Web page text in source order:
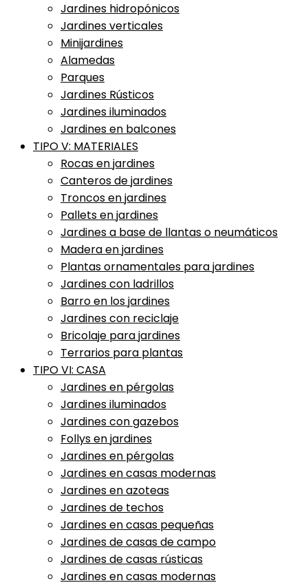
Jardines hidropónicos
Jardines verticales
Minijardines
Alamedas
Parques
Jardines Rústicos
Jardines iluminados
Jardines en balcones
TIPO V: MATERIALES
Rocas en jardines
Canteros de jardines
Troncos en jardines
Pallets en jardines
Jardines a base de llantas o neumáticos
Madera en jardines
Plantas ornamentales para jardines
Jardines con ladrillos
Barro en los jardines
Jardines con reciclaje
Bricolaje para jardines
Terrarios para plantas
TIPO VI: CASA
Jardines en pérgolas
Jardines iluminados
Jardines con gazebos
Follys en jardines
Jardines en pérgolas
Jardines en casas modernas
Jardines en azoteas
Jardines de techos
Jardines en casas pequeñas
Jardines de casas de campo
Jardines de casas rústicas
Jardines en casas modernas